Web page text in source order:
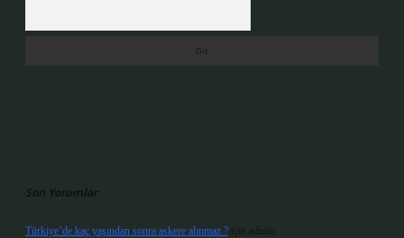
Son Yorumlar
Türkiye’de kaç yaşından sonra askere alınmaz ? için admin